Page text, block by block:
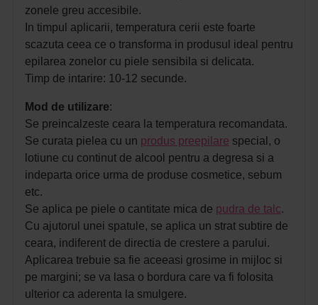
zonele greu accesibile.
In timpul aplicarii, temperatura cerii este foarte
scazuta ceea ce o transforma in produsul ideal pentru
epilarea zonelor cu piele sensibila si delicata.
Timp de intarire: 10-12 secunde.
Mod de utilizare:
Se preincalzeste ceara la temperatura recomandata.
Se curata pielea cu un produs preepilare special, o
lotiune cu continut de alcool pentru a degresa si a
indeparta orice urma de produse cosmetice, sebum
etc.
Se aplica pe piele o cantitate mica de pudra de talc.
Cu ajutorul unei spatule, se aplica un strat subtire de
ceara, indiferent de directia de crestere a parului.
Aplicarea trebuie sa fie aceeasi grosime in mijloc si
pe margini; se va lasa o bordura care va fi folosita
ulterior ca aderenta la smulgere.